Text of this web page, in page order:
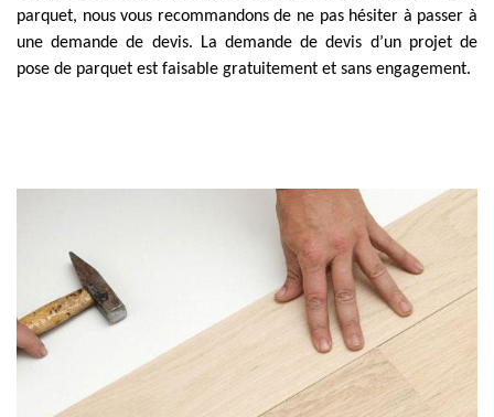
parquet, nous vous recommandons de ne pas hésiter à passer à
une demande de devis. La demande de devis d’un projet de
pose de parquet est faisable gratuitement et sans engagement.